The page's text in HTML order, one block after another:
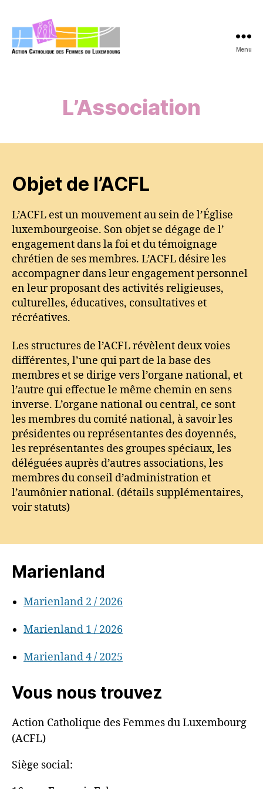
Menu
L’Association
Objet de l’ACFL
L’ACFL est un mouvement au sein de l’Église
luxembourgeoise. Son objet se dégage de l’
engagement dans la foi et du témoignage
chrétien de ses membres. L’ACFL désire les
accompagner dans leur engagement personnel
en leur proposant des activités religieuses,
culturelles, éducatives, consultatives et
récréatives.
Les structures de l’ACFL révèlent deux voies
différentes, l’une qui part de la base des
membres et se dirige vers l’organe national, et
l’autre qui effectue le même chemin en sens
inverse. L’organe national ou central, ce sont
les membres du comité national, à savoir les
présidentes ou représentantes des doyennés,
les représentantes des groupes spéciaux, les
déléguées auprès d’autres associations, les
membres du conseil d’administration et
l’aumônier national. (détails supplémentaires,
voir statuts)
Marienland
Marienland 2 / 2026
Marienland 1 / 2026
Marienland 4 / 2025
Vous nous trouvez
Action Catholique des Femmes du Luxembourg
(ACFL)
Siège social: